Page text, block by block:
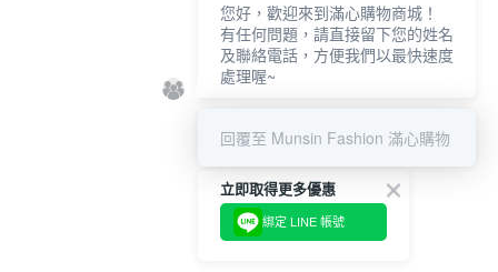
立即取得更多優惠
綁定 LINE 帳號
您好，歡迎來到滿心購物商城！
有任何問題，請直接留下您的姓名
及聯絡電話，方便我們以最快速度
處理喔~
回覆至 Munsin Fashion 滿心購物